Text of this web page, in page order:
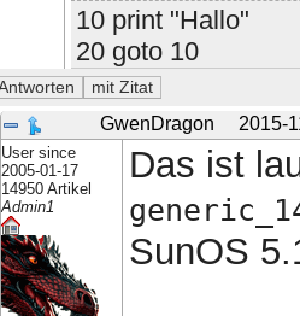
10 print "Hallo"
20 goto 10
GwenDragon 2015-
User since
2005-01-17
14950 Artikel
Admin1
Das ist
SunOS